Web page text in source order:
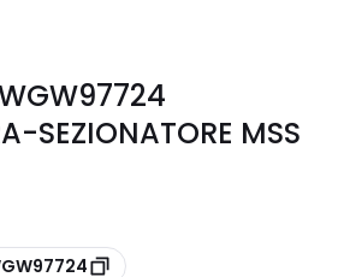
SEZIONATORE MSS